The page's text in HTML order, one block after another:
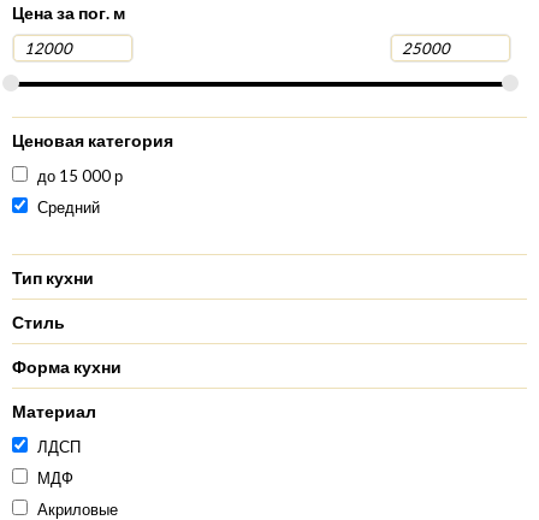
Цена за пог. м
Ценовая категория
до 15 000 р
Средний
Тип кухни
Стиль
Форма кухни
Материал
ЛДСП
МДФ
Акриловые